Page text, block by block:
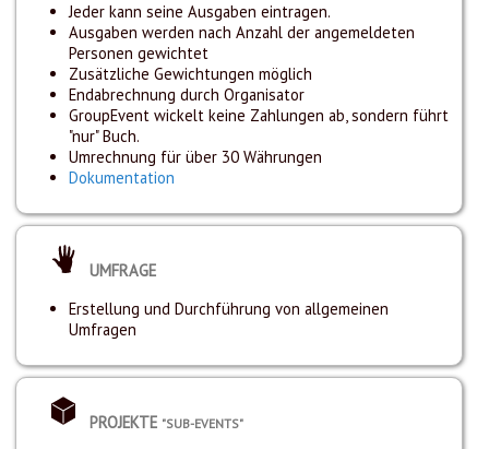
Jeder kann seine Ausgaben eintragen.
Ausgaben werden nach Anzahl der angemeldeten
Personen gewichtet
Zusätzliche Gewichtungen möglich
Endabrechnung durch Organisator
GroupEvent wickelt keine Zahlungen ab, sondern führt
"nur" Buch.
Umrechnung für über 30 Währungen
Dokumentation
UMFRAGE
Erstellung und Durchführung von allgemeinen
Umfragen
PROJEKTE "SUB-EVENTS"